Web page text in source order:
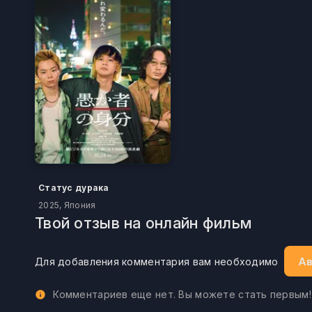
Статус дурака
2025, Япония
Твой отзыв на онлайн фильм
Для добавления комментария вам необходимо
Комментариев еще нет. Вы можете стать первым!